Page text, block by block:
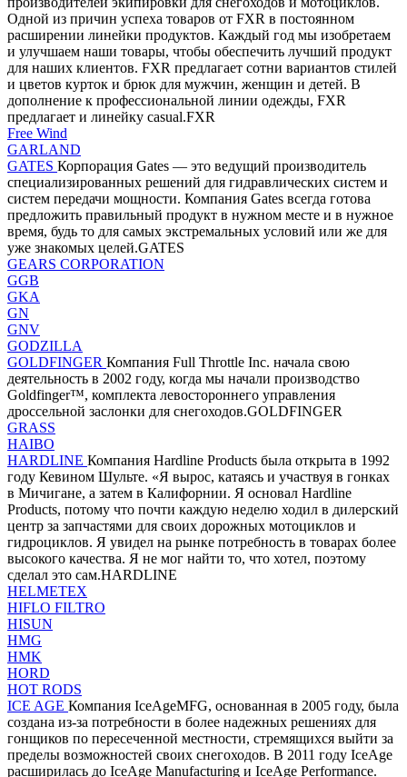
Одной из причин успеха товаров от FXR в постоянном
расширении линейки продуктов. Каждый год мы изобретаем
и улучшаем наши товары, чтобы обеспечить лучший продукт
для наших клиентов. FXR предлагает сотни вариантов стилей
и цветов курток и брюк для мужчин, женщин и детей. В
дополнение к профессиональной линии одежды, FXR
предлагает и линейку casual.FXR
Free Wind
GARLAND
GATES Корпорация Gates — это ведущий производитель
специализированных решений для гидравлических систем и
систем передачи мощности. Компания Gates всегда готова
предложить правильный продукт в нужном месте и в нужное
время, будь то для самых экстремальных условий или же для
уже знакомых целей.GATES
GEARS CORPORATION
GGB
GKA
GN
GNV
GODZILLA
GOLDFINGER Компания Full Throttle Inc. начала свою
деятельность в 2002 году, когда мы начали производство
Goldfinger™, комплекта левостороннего управления
дроссельной заслонки для снегоходов.GOLDFINGER
GRASS
HAIBO
HARDLINE Компания Hardline Products была открыта в 1992
году Кевином Шульте. «Я вырос, катаясь и участвуя в гонках
в Мичигане, а затем в Калифорнии. Я основал Hardline
Products, потому что почти каждую неделю ходил в дилерский
центр за запчастями для своих дорожных мотоциклов и
гидроциклов. Я увидел на рынке потребность в товарах более
высокого качества. Я не мог найти то, что хотел, поэтому
сделал это сам.HARDLINE
HELMETEX
HIFLO FILTRO
HISUN
HMG
HMK
HORD
HOT RODS
ICE AGE Компания IceAgeMFG, основанная в 2005 году, была
создана из-за потребности в более надежных решениях для
гонщиков по пересеченной местности, стремящихся выйти за
пределы возможностей своих снегоходов. В 2011 году IceAge
расширилась до IceAge Manufacturing и IceAge Performance.